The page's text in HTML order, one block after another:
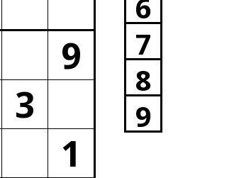
9
3
1
7
8
9